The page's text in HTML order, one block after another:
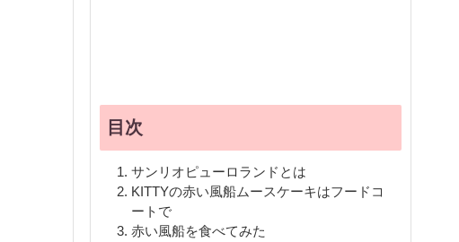
目次
サンリオピューロランドとは
KITTYの赤い風船ムースケーキはフードコ
ートで
赤い風船を食べてみた